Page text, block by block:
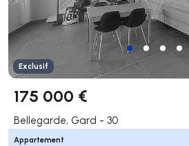
Exclusif
175 000 €
Bellegarde, Gard - 30
Appartement